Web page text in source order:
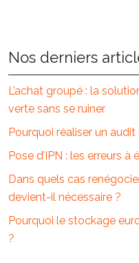
Nos derniers
L’achat groupé : la
verte sans se ruiner
Pourquoi réaliser un
Pose d’IPN : les erreurs à
Dans quels cas
devient-il nécessaire ?
Pourquoi le stockage
?